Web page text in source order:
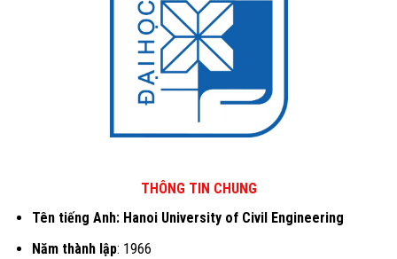
THÔNG TIN CHUNG
Tên tiếng Anh: Hanoi University of Civil Engineering
Năm thành lập: 1966